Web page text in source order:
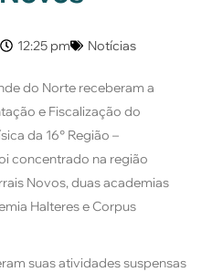
12:25 pm Notícias
do Norte receberam a
e Fiscalização do
da 16° Região –
concentrado na região
Novos, duas academias
Halteres e Corpus
suas atividades suspensas